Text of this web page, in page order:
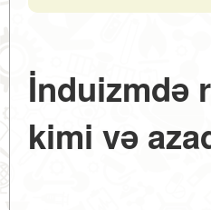
İnduizmdə
kimi və